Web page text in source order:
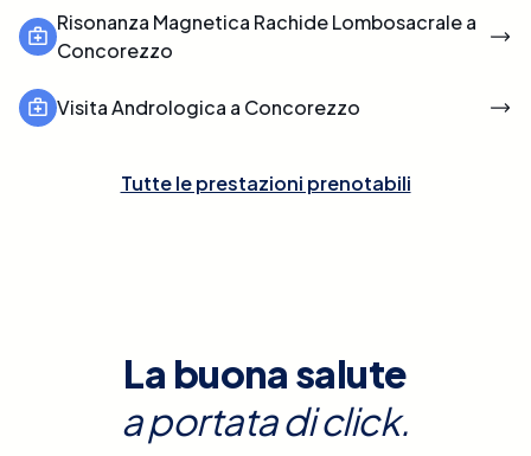
Risonanza Magnetica Rachide Lombosacrale a
Concorezzo
Visita Andrologica a Concorezzo
Tutte le prestazioni prenotabili
La buona salute
a portata di click.